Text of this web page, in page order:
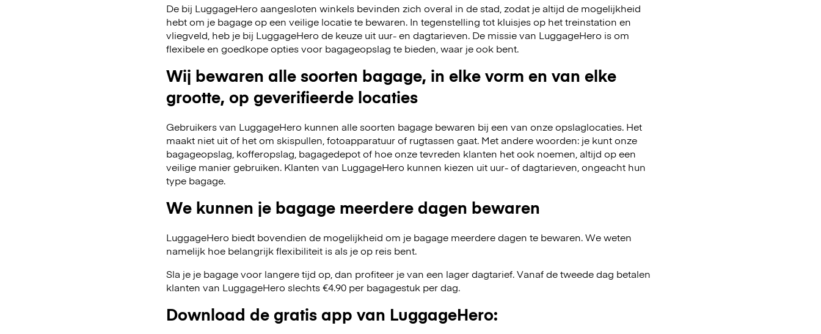
De bij LuggageHero aangesloten winkels bevinden zich overal in de stad, zodat je altijd de mogelijkheid
hebt om je bagage op een veilige locatie te bewaren. In tegenstelling tot kluisjes op het treinstation en
vliegveld, heb je bij LuggageHero de keuze uit uur- en dagtarieven. De missie van LuggageHero is om
flexibele en goedkope opties voor bagageopslag te bieden, waar je ook bent.
Wij bewaren alle soorten bagage, in elke vorm en van elke
grootte, op geverifieerde locaties
Gebruikers van LuggageHero kunnen alle soorten bagage bewaren bij een van onze opslaglocaties. Het
maakt niet uit of het om skispullen, fotoapparatuur of rugtassen gaat. Met andere woorden: je kunt onze
bagageopslag, kofferopslag, bagagedepot of hoe onze tevreden klanten het ook noemen, altijd op een
veilige manier gebruiken. Klanten van LuggageHero kunnen kiezen uit uur- of dagtarieven, ongeacht hun
type bagage.
We kunnen je bagage meerdere dagen bewaren
LuggageHero biedt bovendien de mogelijkheid om je bagage meerdere dagen te bewaren. We weten
namelijk hoe belangrijk flexibiliteit is als je op reis bent.
Sla je je bagage voor langere tijd op, dan profiteer je van een lager dagtarief. Vanaf de tweede dag betalen
klanten van LuggageHero slechts €4.90 per bagagestuk per dag.
Download de gratis app van LuggageHero: